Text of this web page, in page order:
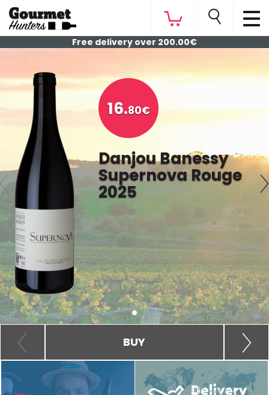
Free delivery over 200.00€
16.80€
Danjou Banessy
Supernova Rouge
2025
BUY